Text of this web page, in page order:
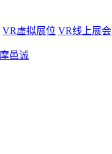
VR虚拟展位 VR线上展会